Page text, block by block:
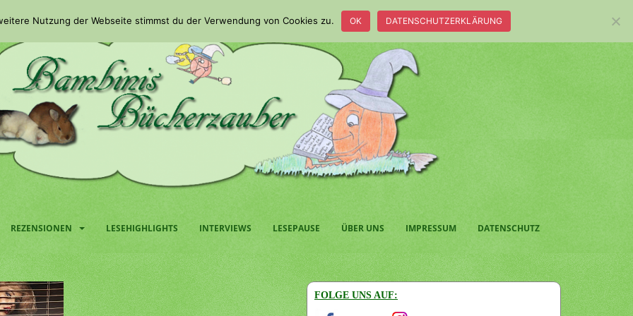
REZENSIONEN LESEHIGHLIGHTS INTERVIEWS LESEPAUSE ÜBER UNS IMPRESSUM DATENSCHUTZ
FOLGE UNS AUF:
Nutzung der Webseite stimmst du der Verwendung von Cookies zu. OK DATENSCHUTZERKLÄRUNG